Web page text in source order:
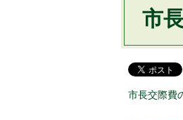
市
市長交際費